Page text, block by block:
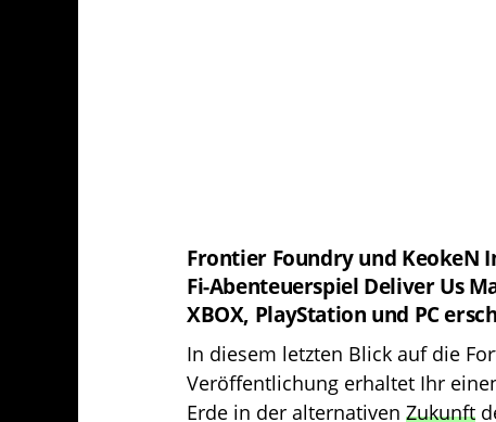
Frontier Foundry und KeokeN
Fi-Abenteuerspiel Deliver Us
XBOX, PlayStation und PC
In diesem letzten Blick auf die
Veröffentlichung erhaltet Ihr
Erde in der alternativen Zukunft